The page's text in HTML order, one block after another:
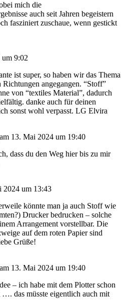
mich die
auch seit Jahren begeistern
fasziniert zuschaue, wenn gestickt
9:02
ist super, so haben wir das Thema
angegangen. “Stoff”
von “textiles Material”, dadurch
danke auch für deinen
sonst wohl verpasst. LG Elvira
am 13. Mai 2024 um 19:40
dass du den Weg hier bis zu mir
2024 um 13:43
könnte man ja auch Stoff wie
Drucker bedrucken – solche
Arrangement vorstellbar. Die
auf dem roten Papier sind
Grüße!
am 13. Mai 2024 um 19:40
– ich habe mit dem Plotter schon
…. das müsste eigentlich auch mit